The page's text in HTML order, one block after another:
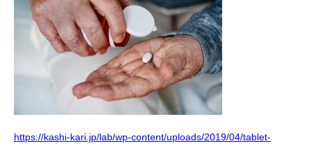
https://kashi-kari.jp/lab/wp-content/uploads/2019/04/tablet-